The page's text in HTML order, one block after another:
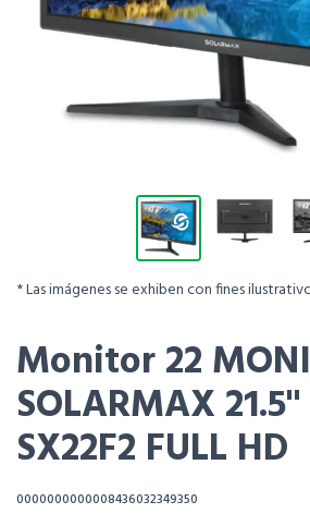
* Las imágenes se exhiben con fines
Monitor 22
SOLARMAX
SX22F2 FULL HD
0000000000008436032349350